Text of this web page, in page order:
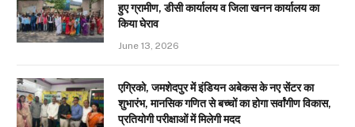
हुए ग्रामीण, डीसी कार्यालय व जिला खनन कार्यालय का
किया घेराव
June 13, 2026
एग्रिको, जमशेदपुर में इंडियन अबेकस के नए सेंटर का
शुभारंभ, मानसिक गणित से बच्चों का होगा सर्वांगीण विकास,
प्रतियोगी परीक्षाओं में मिलेगी मदद